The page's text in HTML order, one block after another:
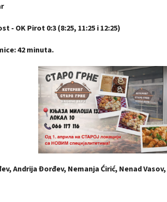
- OK Pirot 0:3 (8:25, 11:25 i 12:25)
42 minuta.
Andrija Đorđev, Nemanja Ćirić, Nenad